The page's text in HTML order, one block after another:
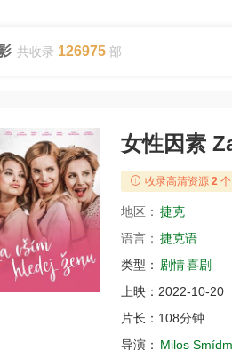
共收录 126975 部
女性因素
收录高清资源 2
地区： 捷克
语言： 捷克语
类型： 剧情喜剧
上映： 2022-10-20
片长： 108分钟
导演： Milos